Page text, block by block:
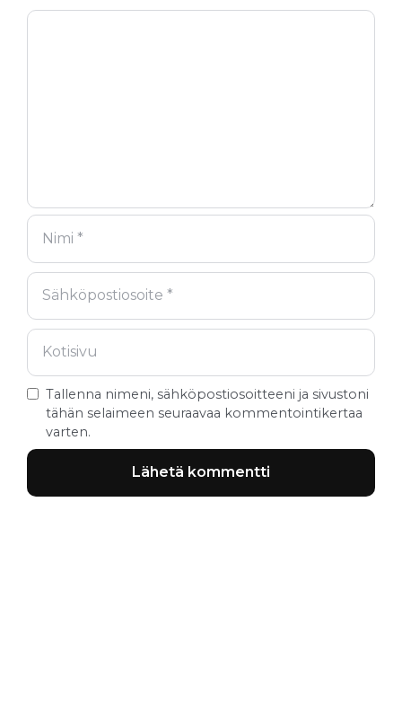
Kommentti
Nimi
Sähköpostiosoite
Kotisivu
Tallenna nimeni, sähköpostiosoitteeni ja sivustoni
tähän selaimeen seuraavaa kommentointikertaa
varten.